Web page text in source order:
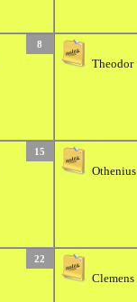
8
Theodor
15
Othenius
22
Clemens